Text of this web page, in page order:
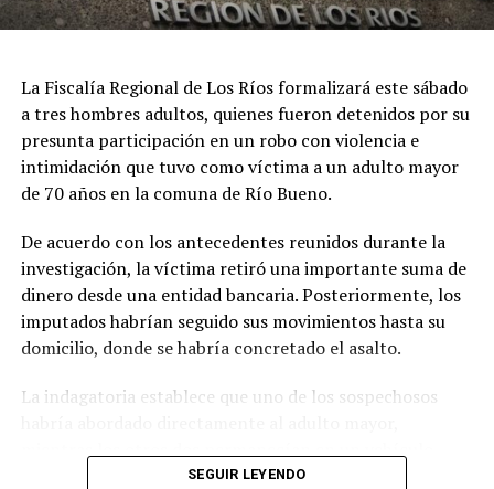
Municipio de Río Bueno se querella contra ex alcalde
por estafa, fraude al fisco y cohecho
Redacción Radio Austral
La Fiscalía Regional de Los Ríos formalizará este sábado
a tres hombres adultos, quienes fueron detenidos por su
presunta participación en un robo con violencia e
intimidación que tuvo como víctima a un adulto mayor
de 70 años en la comuna de Río Bueno.
De acuerdo con los antecedentes reunidos durante la
investigación, la víctima retiró una importante suma de
dinero desde una entidad bancaria. Posteriormente, los
imputados habrían seguido sus movimientos hasta su
domicilio, donde se habría concretado el asalto.
La indagatoria establece que uno de los sospechosos
prestando apoyo para ejecutar el delito y facilitar la
SEGUIR LEYENDO